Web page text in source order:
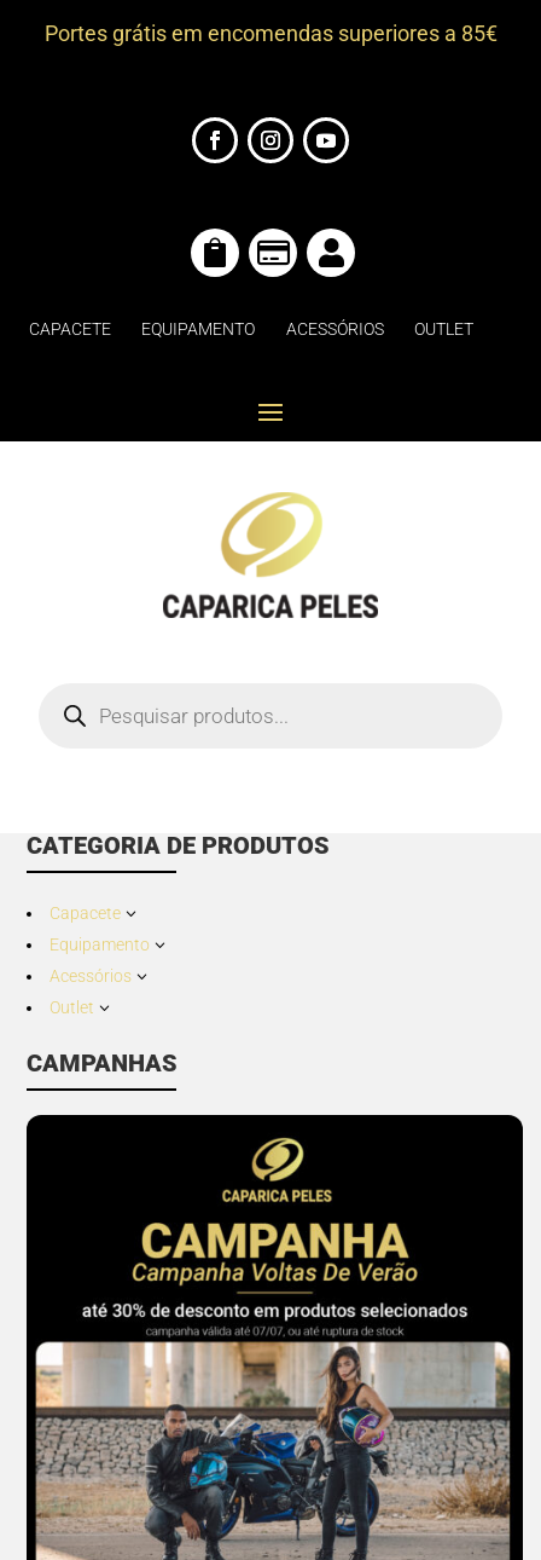
Portes grátis em encomendas superiores a 85€
  
CAPACETE EQUIPAMENTO ACESSÓRIOS OUTLET
search
CATEGORIA DE PRODUTOS
Capacete 3
Equipamento 3
Acessórios 3
Outlet 3
CAMPANHAS